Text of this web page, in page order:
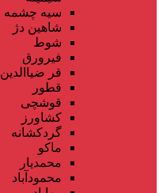
سیه چشمه
شاهین دژ
شوط
فیرورق
قر ضیاالدین
قطور
قوشچی
کشاورز
گردکشانه
ماکو
محمدیار
محمودآباد